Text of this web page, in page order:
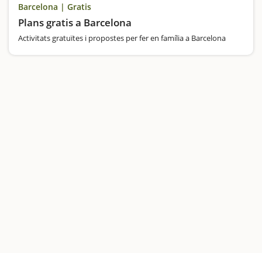
Barcelona | Gratis
Plans gratis a Barcelona
Activitats gratuïtes i propostes per fer en família a Barcelona